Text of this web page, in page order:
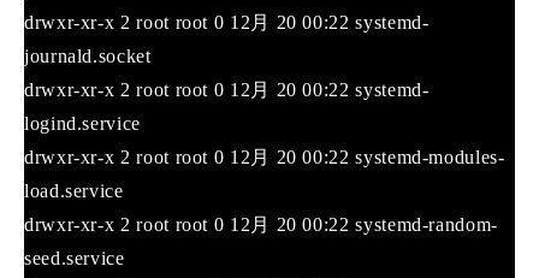
drwxr-xr-x 2 root root 0 12月 20 00:22 systemd-
journald.socket
drwxr-xr-x 2 root root 0 12月 20 00:22 systemd-
logind.service
drwxr-xr-x 2 root root 0 12月 20 00:22 systemd-modules-
load.service
drwxr-xr-x 2 root root 0 12月 20 00:22 systemd-random-
seed.service